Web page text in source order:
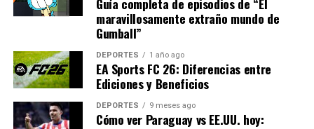
el aprendizaje automático en las plataformas de
comercio electrónico podría mejorar aún más la
personalización y la eficiencia del servicio al cliente.
Además, la colaboración entre el sector público y
privado será crucial para abordar los desafíos de
infraestructura y seguridad. Iniciativas gubernamentales
para mejorar la conectividad a internet y la educación
maravillosamente extraño mundo de
Gumball”
DEPORTES 1 año ago
EA Sports FC 26: Diferencias entre
Ediciones y Beneficios
DEPORTES 9 meses ago
Cómo ver Paraguay vs EE.UU. hoy: